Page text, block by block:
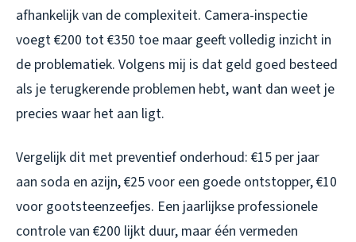
afhankelijk van de complexiteit. Camera-inspectie
voegt €200 tot €350 toe maar geeft volledig inzicht in
de problematiek. Volgens mij is dat geld goed besteed
als je terugkerende problemen hebt, want dan weet je
precies waar het aan ligt.
Vergelijk dit met preventief onderhoud: €15 per jaar
aan soda en azijn, €25 voor een goede ontstopper, €10
voor gootsteenzeefjes. Een jaarlijkse professionele
controle van €200 lijkt duur, maar één vermeden